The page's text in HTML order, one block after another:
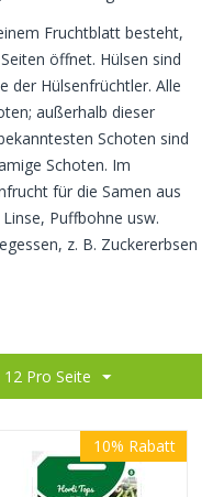
Fruchtblatt besteht,
öffnet. Hülsen sind
der Hülsenfrüchtler. Alle
außerhalb dieser
Schoten sind
Schoten. Im
für die Samen aus
Puffbohne usw.
z. B. Zuckererbsen
12 Pro Seite
10% Rabatt